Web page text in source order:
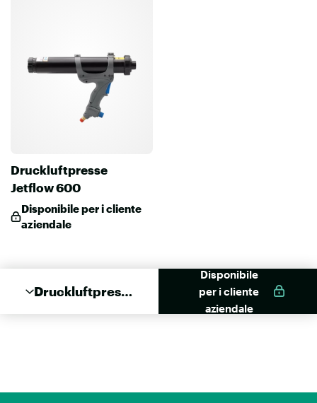
Druckluftpresse
Jetflow 600
Disponibile per i cliente
aziendale
Druckluftpress
Disponibile
per i cliente
aziendale